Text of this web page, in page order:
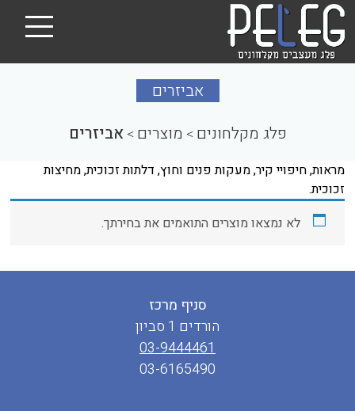
אביזרים
פלג מקלחונים > מוצרים >אביזרים
מראות, חיפויי קיר, מעקות פנים וחוץ, דלתות זכוכית, מחיצות
זכוכית.
לא נמצאו מוצרים התואמים את בחירתך.
סניף מרכז
הורדים 1 סביון
03-9444461
03-6165490